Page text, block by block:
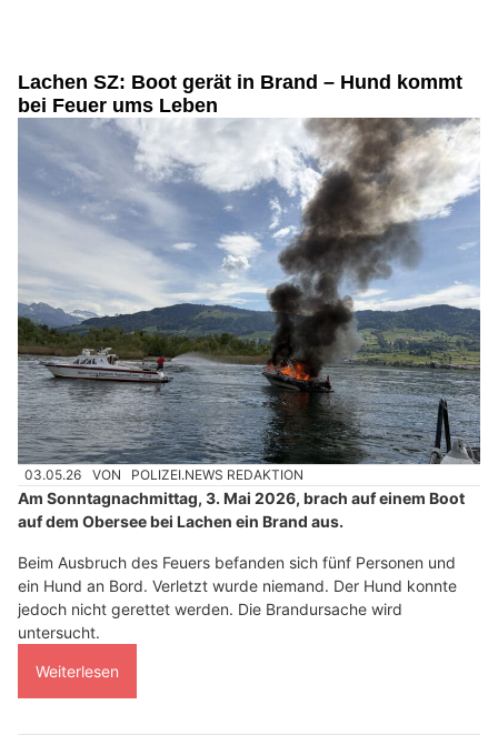
Lachen SZ: Boot gerät in Brand – Hund kommt
bei Feuer ums Leben
03.05.26 VON POLIZEI.NEWS REDAKTION
Am Sonntagnachmittag, 3. Mai 2026, brach auf einem Boot
auf dem Obersee bei Lachen ein Brand aus.
Beim Ausbruch des Feuers befanden sich fünf Personen und
ein Hund an Bord. Verletzt wurde niemand. Der Hund konnte
jedoch nicht gerettet werden. Die Brandursache wird
untersucht.
Weiterlesen